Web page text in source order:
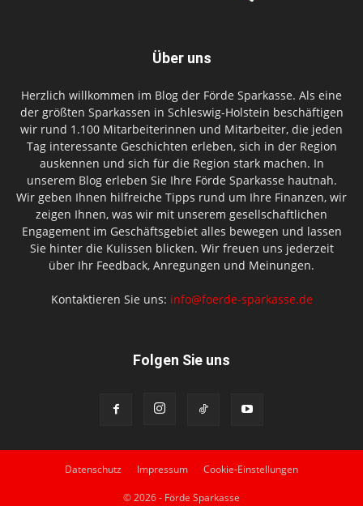
Über uns
Herzlich willkommen im Blog der Förde Sparkasse. Als eine
der größten Sparkassen in Schleswig-Holstein beschäftigen
wir rund 1.100 Mitarbeiterinnen und Mitarbeiter, die jeden
Tag interessante Geschichten erleben, sich in der Region
auskennen und sich für die Region stark machen. In
unserem Blog erleben Sie Ihre Förde Sparkasse hautnah.
Wir geben Ihnen hilfreiche Tipps rund um Ihre Finanzen, wir
zeigen Ihnen, was wir mit unserem gesellschaftlichen
Engagement im Geschäftsgebiet alles bewegen und lassen
Sie hinter die Kulissen blicken. Wir freuen uns jederzeit
über Ihr Feedback, Anregungen und Meinungen.
Kontaktieren Sie uns: info@foerde-sparkasse.de
Folgen Sie uns
Datenschutz Impressum Cookie-Einstellungen
© 2026 - Förde Sparkasse